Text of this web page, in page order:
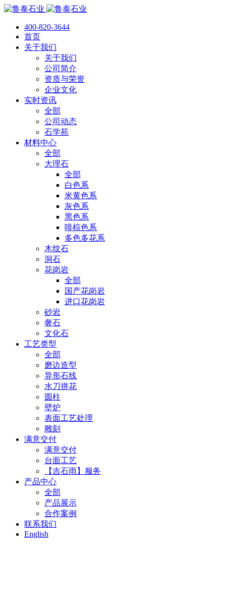
400-820-3644
首页
关于我们
关于我们
公司简介
资质与荣誉
企业文化
实时资讯
全部
公司动态
石学苑
材料中心
全部
大理石
全部
白色系
米黄色系
灰色系
黑色系
啡棕色系
多色多花系
木纹石
洞石
花岗岩
全部
国产花岗岩
进口花岗岩
砂岩
奢石
文化石
工艺类型
全部
磨边造型
异形石线
水刀拼花
圆柱
壁炉
表面工艺处理
雕刻
满意交付
满意交付
台面工艺
【吉石雨】服务
产品中心
全部
产品展示
合作案例
联系我们
English